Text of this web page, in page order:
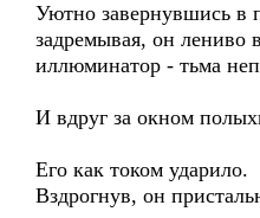
Уютно завернувшись в
задремывая, он лениво
иллюминатор - тьма
И вдруг за окном
Его как током ударило.
Вздрогнув, он